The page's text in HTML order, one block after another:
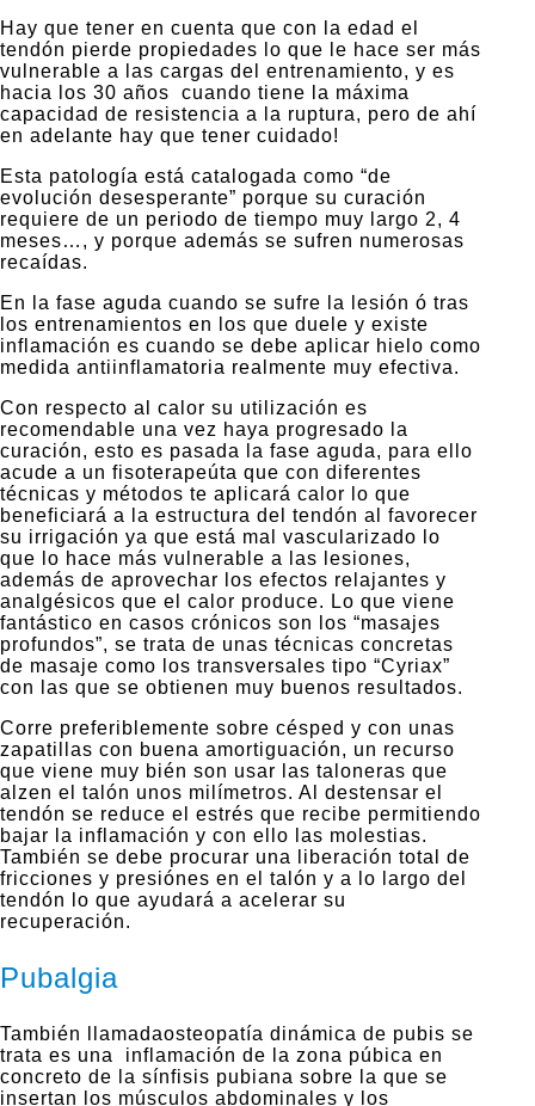
Hay que tener en cuenta que con la edad el
tendón pierde propiedades lo que le hace ser más
vulnerable a las cargas del entrenamiento, y es
hacia los 30 años cuando tiene la máxima
capacidad de resistencia a la ruptura, pero de ahí
en adelante hay que tener cuidado!
Esta patología está catalogada como “de
evolución desesperante” porque su curación
requiere de un periodo de tiempo muy largo 2, 4
meses…, y porque además se sufren numerosas
recaídas.
En la fase aguda cuando se sufre la lesión ó tras
los entrenamientos en los que duele y existe
inflamación es cuando se debe aplicar hielo como
medida antiinflamatoria realmente muy efectiva.
Con respecto al calor su utilización es
recomendable una vez haya progresado la
curación, esto es pasada la fase aguda, para ello
acude a un fisoterapeúta que con diferentes
técnicas y métodos te aplicará calor lo que
beneficiará a la estructura del tendón al favorecer
su irrigación ya que está mal vascularizado lo
que lo hace más vulnerable a las lesiones,
además de aprovechar los efectos relajantes y
analgésicos que el calor produce. Lo que viene
fantástico en casos crónicos son los “masajes
profundos”, se trata de unas técnicas concretas
de masaje como los transversales tipo “Cyriax”
con las que se obtienen muy buenos resultados.
Corre preferiblemente sobre césped y con unas
zapatillas con buena amortiguación, un recurso
que viene muy bién son usar las taloneras que
alzen el talón unos milímetros. Al destensar el
tendón se reduce el estrés que recibe permitiendo
bajar la inflamación y con ello las molestias.
También se debe procurar una liberación total de
fricciones y presiónes en el talón y a lo largo del
tendón lo que ayudará a acelerar su
recuperación.
Pubalgia
También llamadaosteopatía dinámica de pubis se
trata es una inflamación de la zona púbica en
concreto de la sínfisis pubiana sobre la que se
insertan los músculos abdominales y los